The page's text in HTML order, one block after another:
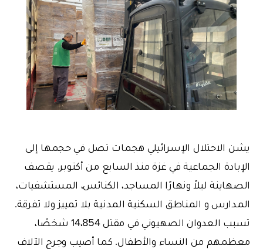
يشن الاحتلال الإسرائيلي هجمات تصل في حجمها إلى
الإبادة الجماعية في غزة منذ السابع من أكتوبر. يقصف
الصهاينة ليلاً ونهارًا المساجد، الكنائس، المستشفيات،
المدارس و المناطق السكنية المدنية بلا تمييز ولا تفرقة.
تسبب العدوان الصهيوني في مقتل 14،854 شخصًا،
معظمهم من النساء والأطفال. كما أصيب وجرح الآلاف